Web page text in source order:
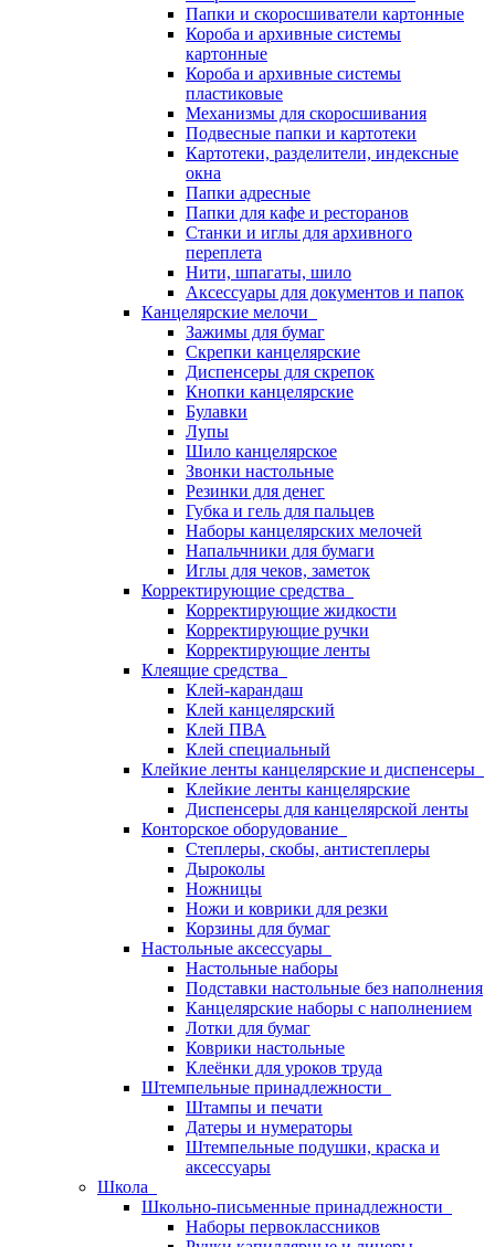
Папки и скоросшиватели картонные
Короба и архивные системы
картонные
Короба и архивные системы
пластиковые
Механизмы для скоросшивания
Подвесные папки и картотеки
Картотеки, разделители, индексные
окна
Папки адресные
Папки для кафе и ресторанов
Станки и иглы для архивного
переплета
Нити, шпагаты, шило
Аксессуары для документов и папок
Канцелярские мелочи
Зажимы для бумаг
Скрепки канцелярские
Диспенсеры для скрепок
Кнопки канцелярские
Булавки
Лупы
Шило канцелярское
Звонки настольные
Резинки для денег
Губка и гель для пальцев
Наборы канцелярских мелочей
Напальчники для бумаги
Иглы для чеков, заметок
Корректирующие средства
Корректирующие жидкости
Корректирующие ручки
Корректирующие ленты
Клеящие средства
Клей-карандаш
Клей канцелярский
Клей ПВА
Клей специальный
Клейкие ленты канцелярские и диспенсеры
Клейкие ленты канцелярские
Диспенсеры для канцелярской ленты
Конторское оборудование
Степлеры, скобы, антистеплеры
Дыроколы
Ножницы
Ножи и коврики для резки
Корзины для бумаг
Настольные аксессуары
Настольные наборы
Подставки настольные без наполнения
Канцелярские наборы с наполнением
Лотки для бумаг
Коврики настольные
Клеёнки для уроков труда
Штемпельные принадлежности
Штампы и печати
Датеры и нумераторы
Штемпельные подушки, краска и
аксессуары
Школа
Школьно-письменные принадлежности
Наборы первоклассников